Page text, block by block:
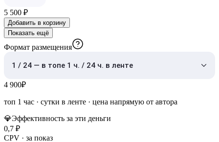
5 500 ₽
Добавить в корзину
Показать ещё
Формат размещения
1 / 24 — в топе 1 ч. / 24 ч. в ленте
4 900₽
топ 1 час · сутки в ленте · цена напрямую от автора
💎Эффективность за эти деньги
0,7 ₽
CPV · за показ